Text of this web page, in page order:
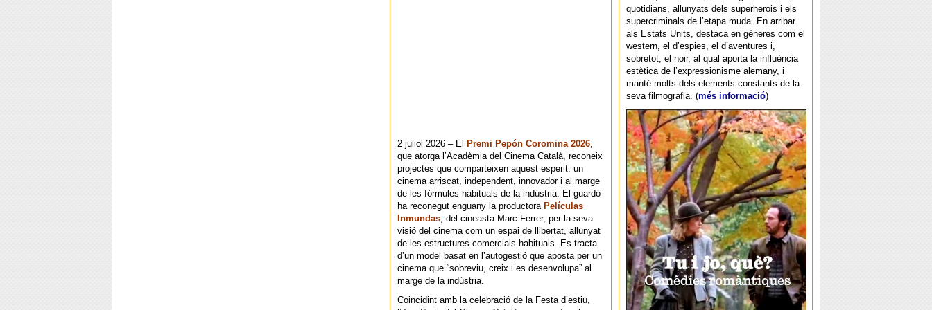
quotidians, allunyats dels superherois i els
supercriminals de l’etapa muda. En arribar
als Estats Units, destaca en gèneres com el
western, el d’espies, el d’aventures i,
sobretot, el noir, al qual aporta la influència
estètica de l’expressionisme alemany, i
manté molts dels elements constants de la
seva filmografia. (més informació)
2 juliol 2026 – El Premi Pepón Coromina 2026,
que atorga l’Acadèmia del Cinema Català, reconeix
projectes que comparteixen aquest esperit: un
cinema arriscat, independent, innovador i al marge
de les fórmules habituals de la indústria. El guardó
ha reconegut enguany la productora Películas
Inmundas, del cineasta Marc Ferrer, per la seva
visió del cinema com un espai de llibertat, allunyat
de les estructures comercials habituals. Es tracta
d’un model basat en l’autogestió que aposta per un
cinema que “sobreviu, creix i es desenvolupa” al
marge de la indústria.
Coincidint amb la celebració de la Festa d’estiu,